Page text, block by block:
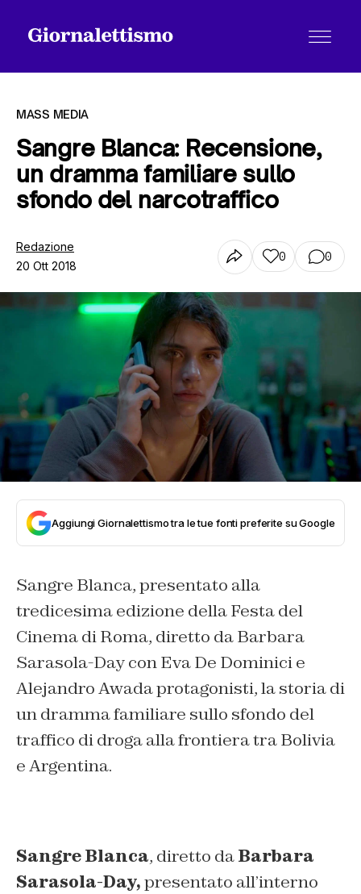
Tutti gli articoli
Chi siamo
Contatti
MASS MEDIA
Sangre Blanca: Recensione,
un dramma familiare sullo
sfondo del narcotraffico
Redazione
20 Ott 2018
0 0
Aggiungi Giornalettismo tra le tue fonti preferite su Google
Sangre Blanca, presentato alla
tredicesima edizione della Festa del
Cinema di Roma, diretto da Barbara
Sarasola-Day con Eva De Dominici e
Alejandro Awada protagonisti, la storia di
un dramma familiare sullo sfondo del
traffico di droga alla frontiera tra Bolivia
e Argentina.
Sangre Blanca, diretto daBarbara
Sarasola-Day,presentato all’interno